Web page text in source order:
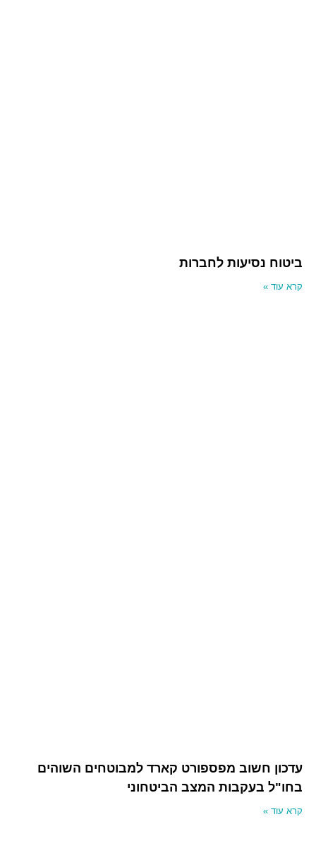
ביטוח נסיעות לחברות
קרא עוד »
עדכון חשוב מפספורט קארד למבוטחים השוהים
בחו"ל בעקבות המצב הביטחוני
קרא עוד »